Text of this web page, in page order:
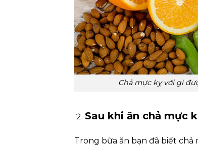
Chả mực kỵ với gì
Sau khi ăn chả mực
Trong bữa ăn bạn đã biết chả